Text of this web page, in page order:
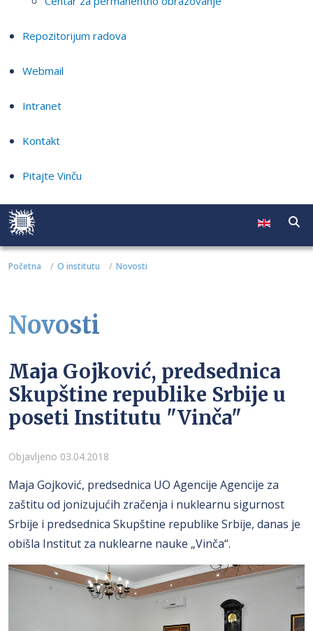
Repozitorijum radova
Webmail
Intranet
Kontakt
Pitajte Vinču
Početna O institutu Novosti
Novosti
Maja Gojković, predsednica
Skupštine republike Srbije u
poseti Institutu "Vinča"
Detalji
Objavljeno 03.04.2018
Maja Gojković, predsednica UO Agencije Agencije za
zaštitu od jonizujućih zračenja i nuklearnu sigurnost
Srbije i predsednica Skupštine republike Srbije, danas je
obišla Institut za nuklearne nauke „Vinča“.